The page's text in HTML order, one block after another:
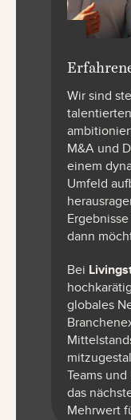
Wir sind
M&A und
einem
Umfeld
dann
Bei
globales
Teams
das
Mehrwert